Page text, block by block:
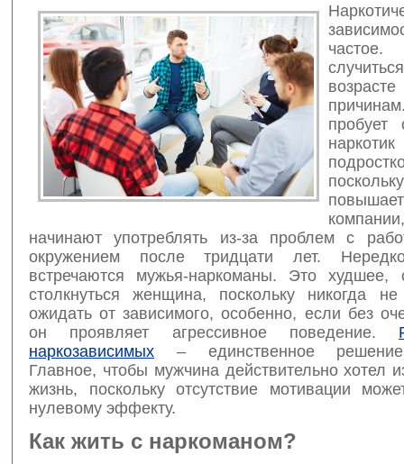
пробует
начинают употреблять из-за проблем с
окружением после тридцати лет.
встречаются мужья-наркоманы. Это
столкнуться женщина, поскольку никогда
ожидать от зависимого, особенно, если без
он проявляет агрессивное поведение.
наркозависимых – единственное
Главное, чтобы мужчина действительно хотел
жизнь, поскольку отсутствие мотивации
нулевому эффекту.
Как жить с наркоманом?